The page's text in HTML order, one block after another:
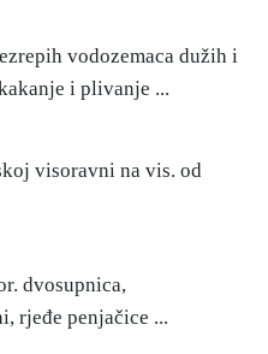
vodozemaca dužih i
i plivanje ...
visoravni na vis. od
dvosupnica,
rjeđe penjačice ...